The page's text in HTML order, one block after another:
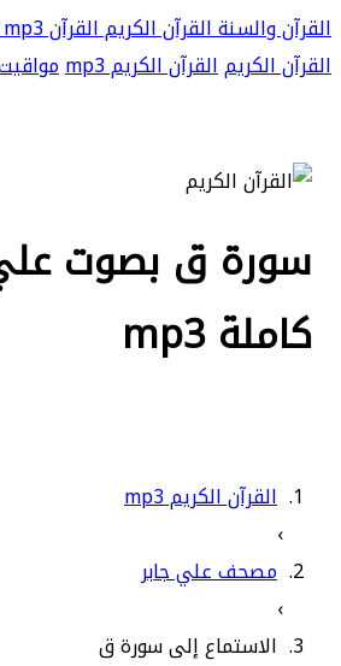
القرآن والسنةالقرآن الكريمالقرآن mp3
القرآن الكريمالقرآن الكريم mp3
سورة ق بصوت
كاملة mp3
القرآن الكريم mp3
›
مصحف علي جابر
›
الاستماع إلى سورة ق